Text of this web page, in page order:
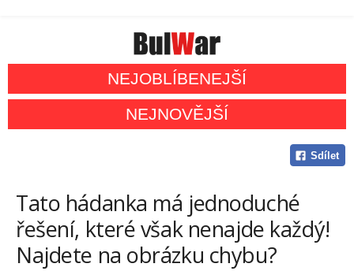
NEJOBLÍBENEJŠÍ
NEJNOVĚJŠÍ
Sdílet
Tato hádanka má jednoduché
řešení, které však nenajde každý!
Najdete na obrázku chybu?